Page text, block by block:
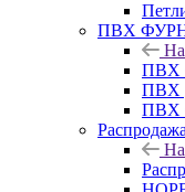
ПВХ
ПВХ
ПВХ
ПВХ
Распродажа